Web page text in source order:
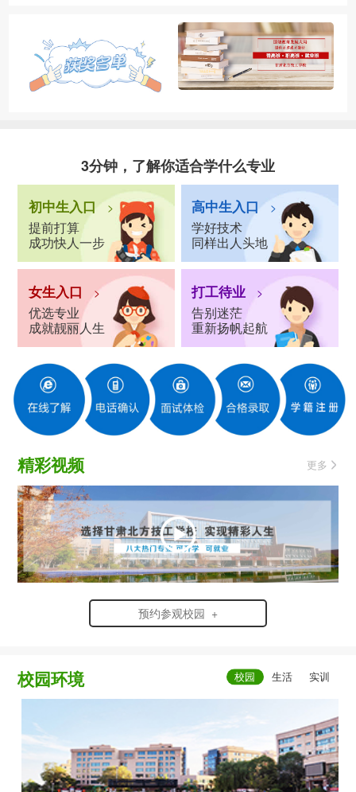
3分钟，了解你适合学什么专业
初中生入口 >
提前打算
成功快人一步
高中生入口 >
学好技术
同样出人头地
女生入口 >
优选专业
成就靓丽人生
打工待业 >
告别迷茫
重新扬帆起航
精彩视频 更多
预约参观校园 +
校园环境